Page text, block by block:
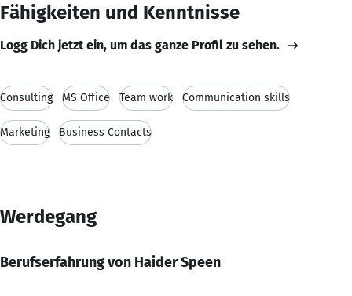
Fähigkeiten und Kenntnisse
Logg Dich jetzt ein, um das ganze Profil zu sehen.
Consulting MS Office Team work Communication skills
Marketing Business Contacts
Werdegang
Berufserfahrung von Haider Speen